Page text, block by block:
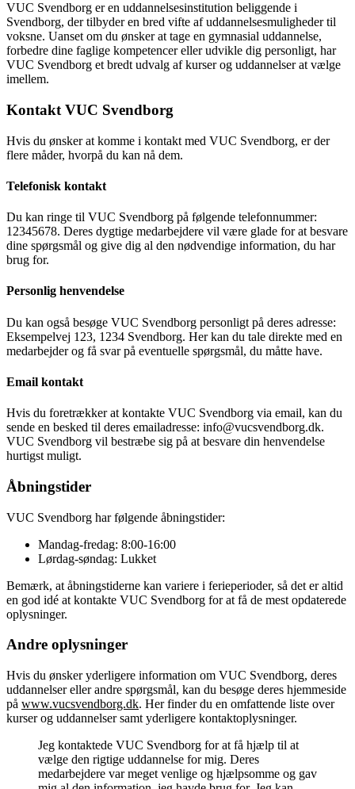
VUC Svendborg er en uddannelsesinstitution beliggende i
Svendborg, der tilbyder en bred vifte af uddannelsesmuligheder til
voksne. Uanset om du ønsker at tage en gymnasial uddannelse,
forbedre dine faglige kompetencer eller udvikle dig personligt, har
VUC Svendborg et bredt udvalg af kurser og uddannelser at vælge
imellem.
Kontakt VUC Svendborg
Hvis du ønsker at komme i kontakt med VUC Svendborg, er der
flere måder, hvorpå du kan nå dem.
Telefonisk kontakt
Du kan ringe til VUC Svendborg på følgende telefonnummer:
12345678. Deres dygtige medarbejdere vil være glade for at besvare
dine spørgsmål og give dig al den nødvendige information, du har
brug for.
Personlig henvendelse
Du kan også besøge VUC Svendborg personligt på deres adresse:
Eksempelvej 123, 1234 Svendborg. Her kan du tale direkte med en
medarbejder og få svar på eventuelle spørgsmål, du måtte have.
Email kontakt
Hvis du foretrækker at kontakte VUC Svendborg via email, kan du
sende en besked til deres emailadresse: info@vucsvendborg.dk.
VUC Svendborg vil bestræbe sig på at besvare din henvendelse
hurtigst muligt.
Åbningstider
VUC Svendborg har følgende åbningstider:
Mandag-fredag: 8:00-16:00
Lørdag-søndag: Lukket
Bemærk, at åbningstiderne kan variere i ferieperioder, så det er altid
en god idé at kontakte VUC Svendborg for at få de mest opdaterede
oplysninger.
Andre oplysninger
Hvis du ønsker yderligere information om VUC Svendborg, deres
uddannelser eller andre spørgsmål, kan du besøge deres hjemmeside
på www.vucsvendborg.dk. Her finder du en omfattende liste over
kurser og uddannelser samt yderligere kontaktoplysninger.
Jeg kontaktede VUC Svendborg for at få hjælp til at
vælge den rigtige uddannelse for mig. Deres
medarbejdere var meget venlige og hjælpsomme og gav